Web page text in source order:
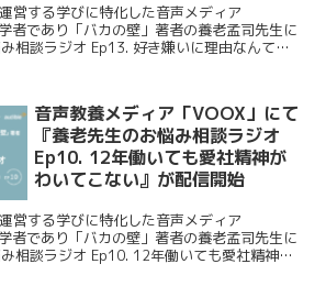
営する学びに特化した音声メディア
者であり「バカの壁」著者の養老孟司先生に
相談ラジオ Ep13. 好き嫌いに理由なんてな
音声教養メディア「VOOX」にて
『養老先生のお悩み相談ラジオ
Ep10. 12年働いても愛社精神が
わいてこない』が配信開始
営する学びに特化した音声メディア
者であり「バカの壁」著者の養老孟司先生に
相談ラジオ Ep10. 12年働いても愛社精神が